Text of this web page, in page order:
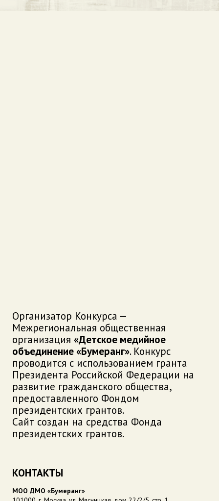
Организатор Конкурса —
Межрегиональная общественная
организация «Детское медийное
объединение «Бумеранг». Конкурс
проводится с использованием гранта
Президента Российской Федерации на
развитие гражданского общества,
предоставленного Фондом
президентских грантов.
Сайт создан на средства Фонда
президентских грантов.
КОНТАКТЫ
МОО ДМО «Бумеранг»